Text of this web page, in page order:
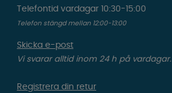
Telefontid vardagar 10:30-15:00
Telefon stängd mellan 12:00-13:00
Skicka e-post
Vi svarar alltid inom 24 h på vardagar.
Registrera din retur